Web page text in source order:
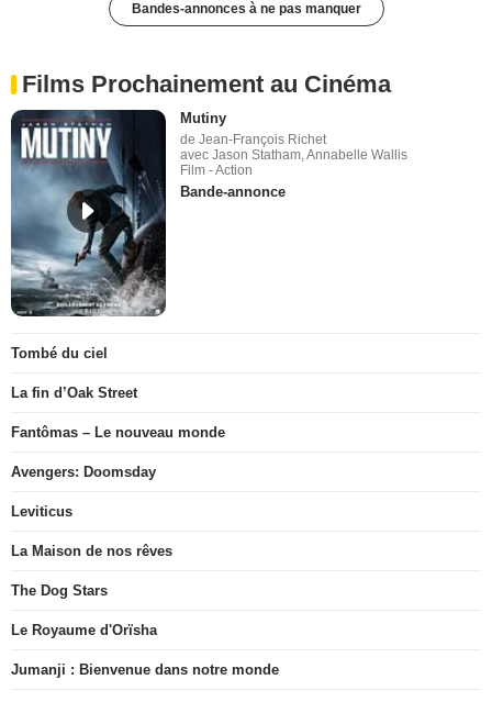
Bandes-annonces à ne pas manquer
Films Prochainement au Cinéma
Mutiny
de Jean-François Richet
avec Jason Statham, Annabelle Wallis
Film - Action
Bande-annonce
Tombé du ciel
La fin d’Oak Street
Fantômas – Le nouveau monde
Avengers: Doomsday
Leviticus
La Maison de nos rêves
The Dog Stars
Le Royaume d'Orïsha
Jumanji : Bienvenue dans notre monde